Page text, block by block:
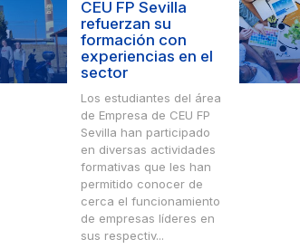
CEU FP Sevilla
refuerzan su
formación con
experiencias en el
sector
Los estudiantes del área
de Empresa de CEU FP
Sevilla han participado
en diversas actividades
formativas que les han
permitido conocer de
cerca el funcionamiento
de empresas líderes en
sus respectiv...